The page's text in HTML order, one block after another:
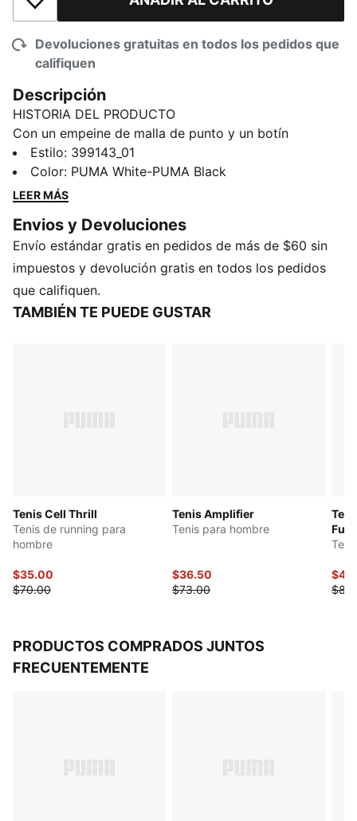
Añadir a la lista de deseos
Devoluciones gratuitas en todos los pedidos que
califiquen
Descripción
HISTORIA DEL PRODUCTO
Con un empeine de malla de punto y un botín
elaborado en neopreno, estos tenis PUMA ofrecen un
aspecto dinámico con líneas fluidas y un armazón de
soporte. La mediasuela de EVA inyectada con una
mantienen energizado, haciendo que cada paso se
sienta atrevido y listo para el día que empieza. Esta
variante muestra geniales detalles tipo moteado.
CARACTERÍSTICAS Y BENEFICIOS
SOFTFOAM+: Cómoda plantilla PUMA, diseñada para
Estilo: 399143_01
Color: PUMA White-PUMA Black
LEER MÁS
Envios y Devoluciones
Envío estándar gratis en pedidos de más de $60 sin
impuestos y devolución gratis en todos los pedidos
que califiquen.
TAMBIÉN TE PUEDE GUSTAR
Tenis Cell Thrill
Tenis de running para
hombre
$35.00
$70.00
Tenis Amplifier
Tenis para hombre
$36.50
$73.00
PRODUCTOS COMPRADOS JUNTOS
FRECUENTEMENTE